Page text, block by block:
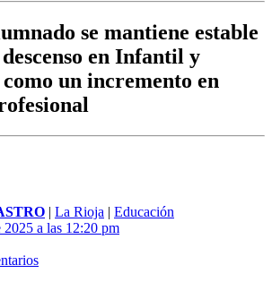
se mantiene estable
en Infantil y
un incremento en
| La Rioja | Educación
a las 12:20 pm